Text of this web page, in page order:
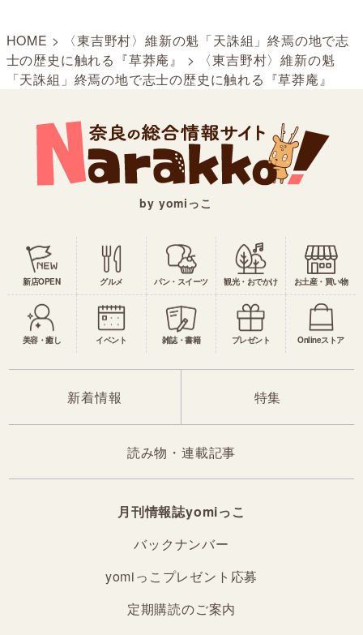
HOME >
〈東吉野村〉維新の魁「天誅組」終焉の地で志
士の歴史に触れる『草莽庵』
>
〈東吉野村〉維新の魁
「天誅組」終焉の地で志士の歴史に触れる『草莽庵』
by yomiっこ
新店OPEN グルメ パン・スイーツ 観光・おでかけ お土産・買い物
美容・癒し イベント 雑誌・書籍 プレゼント Onlineストア
新着情報 特集
読み物・連載記事
月刊情報誌yomiっこ
バックナンバー
yomiっこプレゼント応募
定期購読のご案内